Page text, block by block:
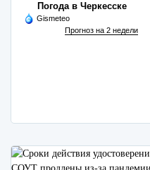
Погода в Черкесске
Gismeteo
Прогноз на 2 недели